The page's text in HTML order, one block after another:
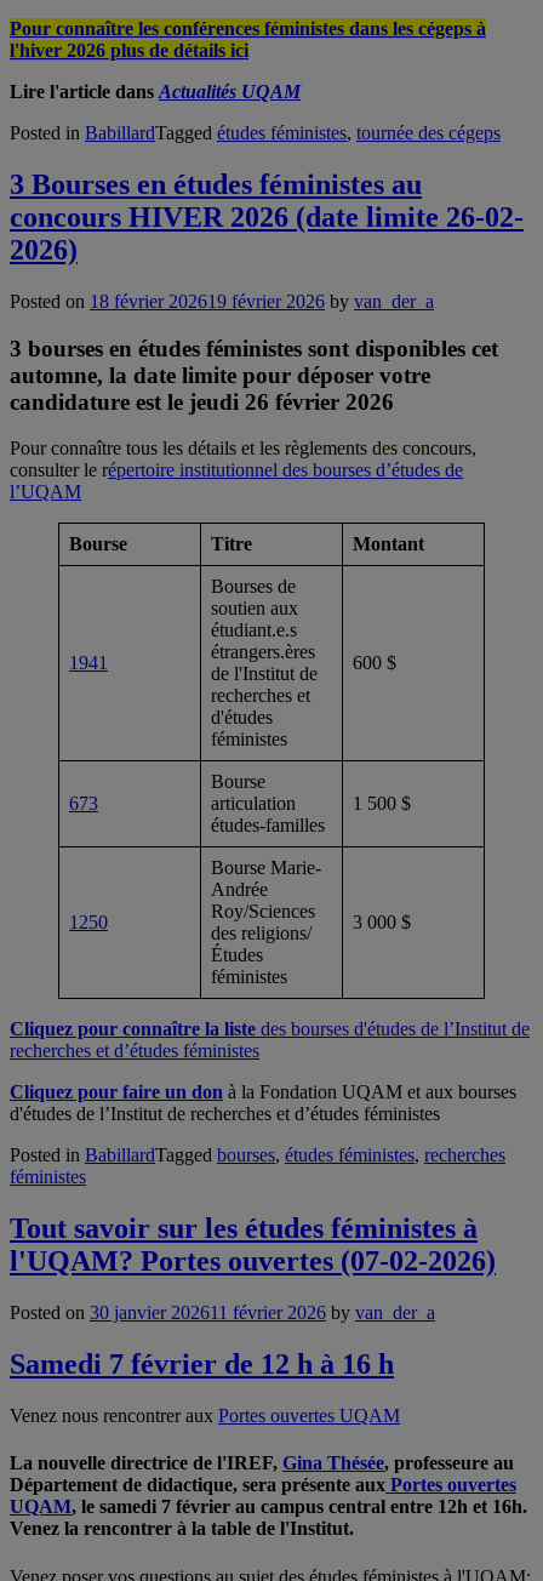
Pour connaître les conférences féministes dans les cégeps à
l'hiver 2026 plus de détails ici
Lire l'article dans Actualités UQAM
Posted in BabillardTagged études féministes, tournée des cégeps
3 Bourses en études féministes au
concours HIVER 2026 (date limite 26-02-
2026)
Posted on 18 février 202619 février 2026 by van_der_a
3 bourses en études féministes sont disponibles cet
automne, la date limite pour déposer votre
candidature est le jeudi 26 février 2026
Pour connaître tous les détails et les règlements des concours,
consulter le répertoire institutionnel des bourses d’études de
l’UQAM
Bourse Titre Montant
1941
Bourses de
soutien aux
étudiant.e.s
étrangers.ères
de l'Institut de
recherches et
d'études
féministes
600 $
673
Bourse
articulation
études-familles
1 500 $
1250
Bourse Marie-
Andrée
Roy/Sciences
des religions/
Études
féministes
3 000 $
Cliquez pour connaître la liste des bourses d'études de l’Institut de
recherches et d’études féministes
Cliquez pour faire un don à la Fondation UQAM et aux bourses
d'études de l’Institut de recherches et d’études féministes
Posted in BabillardTagged bourses, études féministes, recherches
féministes
Tout savoir sur les études féministes à
l'UQAM? Portes ouvertes (07-02-2026)
Posted on 30 janvier 202611 février 2026 by van_der_a
Samedi 7 février de 12 h à 16 h
Venez nous rencontrer aux Portes ouvertes UQAM
La nouvelle directrice de l'IREF, Gina Thésée, professeure au
Département de didactique, sera présente aux Portes ouvertes
UQAM, le samedi 7 février au campus central entre 12h et 16h.
Venez la rencontrer à la table de l'Institut.
Venez poser vos questions au sujet des études féministes à l'UQAM: